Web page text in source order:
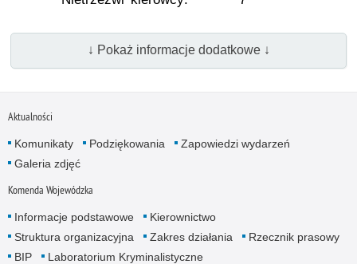
↓ Pokaż informacje dodatkowe ↓
Aktualności
Komunikaty Podziękowania
Zapowiedzi wydarzeń
Galeria zdjęć
Komenda Wojewódzka
Informacje podstawowe
Kierownictwo
Struktura organizacyjna
Zakres działania
Rzecznik prasowy
BIP
Laboratorium Kryminalistyczne